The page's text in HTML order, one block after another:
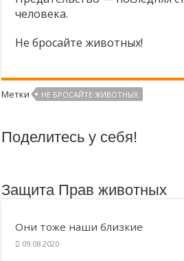
Молоко — без слёз коров и телят! ❤
Продажа кошек, собак и кроликов запрещена!
предавайте
человека.
Не бросайте животных!
Метки НЕ БРОСАЙТЕ ЖИВОТНЫХ
Поделитесь у себя!
Защита Прав животных
Они тоже наши близкие
09.08.2020